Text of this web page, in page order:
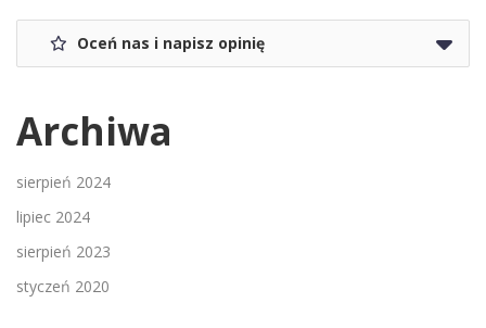
Oceń nas i napisz opinię
Archiwa
sierpień 2024
lipiec 2024
sierpień 2023
styczeń 2020